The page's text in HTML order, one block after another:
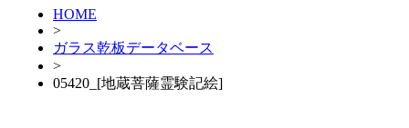
HOME
>
ガラス乾板データベース
>
05420_[地蔵菩薩霊験記絵]